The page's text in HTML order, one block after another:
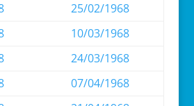
25/02/1968
10/03/1968
24/03/1968
07/04/1968